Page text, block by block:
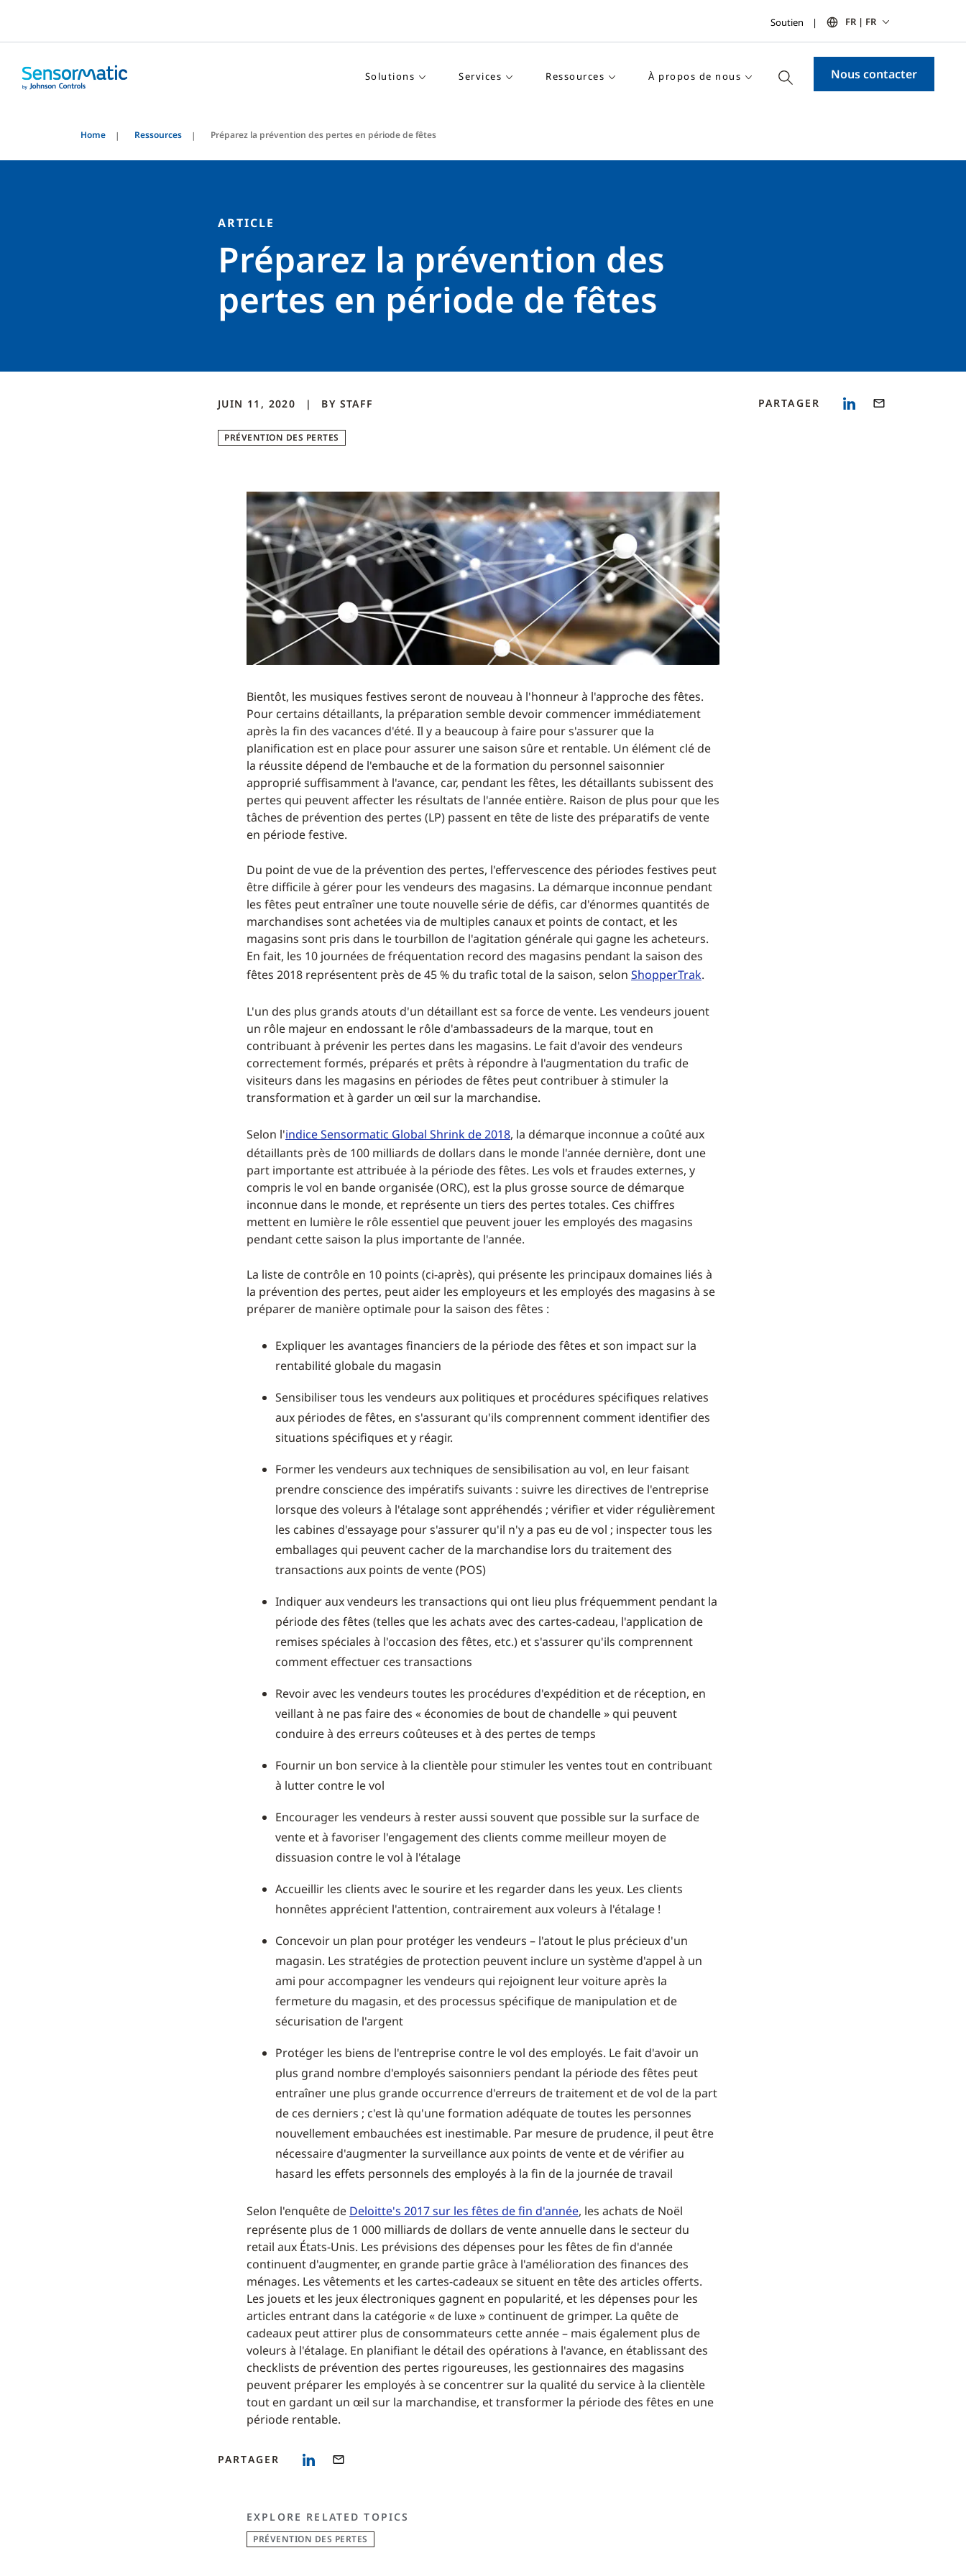
Soutien FR | FR
Solutions Services Ressources À propos de nous Nous contacter
Home Ressources Préparez la prévention des pertes en période de fêtes
ARTICLE
Préparez la prévention des
pertes en période de fêtes
JUIN 11, 2020 BY STAFF
PRÉVENTION DES PERTES
PARTAGER
Bientôt, les musiques festives seront de nouveau à l'honneur à l'approche des fêtes.
Pour certains détaillants, la préparation semble devoir commencer immédiatement
après la fin des vacances d'été. Il y a beaucoup à faire pour s'assurer que la
planification est en place pour assurer une saison sûre et rentable. Un élément clé de
la réussite dépend de l'embauche et de la formation du personnel saisonnier
approprié suffisamment à l'avance, car, pendant les fêtes, les détaillants subissent des
pertes qui peuvent affecter les résultats de l'année entière. Raison de plus pour que les
tâches de prévention des pertes (LP) passent en tête de liste des préparatifs de vente
en période festive.
Du point de vue de la prévention des pertes, l'effervescence des périodes festives peut
être difficile à gérer pour les vendeurs des magasins. La démarque inconnue pendant
les fêtes peut entraîner une toute nouvelle série de défis, car d'énormes quantités de
marchandises sont achetées via de multiples canaux et points de contact, et les
magasins sont pris dans le tourbillon de l'agitation générale qui gagne les acheteurs.
En fait, les 10 journées de fréquentation record des magasins pendant la saison des
fêtes 2018 représentent près de 45 % du trafic total de la saison, selon ShopperTrak.
L'un des plus grands atouts d'un détaillant est sa force de vente. Les vendeurs jouent
un rôle majeur en endossant le rôle d'ambassadeurs de la marque, tout en
contribuant à prévenir les pertes dans les magasins. Le fait d'avoir des vendeurs
correctement formés, préparés et prêts à répondre à l'augmentation du trafic de
visiteurs dans les magasins en périodes de fêtes peut contribuer à stimuler la
transformation et à garder un œil sur la marchandise.
Selon l'indice Sensormatic Global Shrink de 2018, la démarque inconnue a coûté aux
détaillants près de 100 milliards de dollars dans le monde l'année dernière, dont une
part importante est attribuée à la période des fêtes. Les vols et fraudes externes, y
compris le vol en bande organisée (ORC), est la plus grosse source de démarque
inconnue dans le monde, et représente un tiers des pertes totales. Ces chiffres
mettent en lumière le rôle essentiel que peuvent jouer les employés des magasins
pendant cette saison la plus importante de l'année.
La liste de contrôle en 10 points (ci-après), qui présente les principaux domaines liés à
la prévention des pertes, peut aider les employeurs et les employés des magasins à se
préparer de manière optimale pour la saison des fêtes :
Expliquer les avantages financiers de la période des fêtes et son impact sur la
rentabilité globale du magasin
Sensibiliser tous les vendeurs aux politiques et procédures spécifiques relatives
aux périodes de fêtes, en s'assurant qu'ils comprennent comment identifier des
situations spécifiques et y réagir.
Former les vendeurs aux techniques de sensibilisation au vol, en leur faisant
prendre conscience des impératifs suivants : suivre les directives de l'entreprise
lorsque des voleurs à l'étalage sont appréhendés ; vérifier et vider régulièrement
les cabines d'essayage pour s'assurer qu'il n'y a pas eu de vol ; inspecter tous les
emballages qui peuvent cacher de la marchandise lors du traitement des
transactions aux points de vente (POS)
Indiquer aux vendeurs les transactions qui ont lieu plus fréquemment pendant la
période des fêtes (telles que les achats avec des cartes-cadeau, l'application de
remises spéciales à l'occasion des fêtes, etc.) et s'assurer qu'ils comprennent
comment effectuer ces transactions
Revoir avec les vendeurs toutes les procédures d'expédition et de réception, en
veillant à ne pas faire des « économies de bout de chandelle » qui peuvent
conduire à des erreurs coûteuses et à des pertes de temps
Fournir un bon service à la clientèle pour stimuler les ventes tout en contribuant
à lutter contre le vol
Encourager les vendeurs à rester aussi souvent que possible sur la surface de
vente et à favoriser l'engagement des clients comme meilleur moyen de
dissuasion contre le vol à l'étalage
Accueillir les clients avec le sourire et les regarder dans les yeux. Les clients
honnêtes apprécient l'attention, contrairement aux voleurs à l'étalage !
Concevoir un plan pour protéger les vendeurs – l'atout le plus précieux d'un
magasin. Les stratégies de protection peuvent inclure un système d'appel à un
ami pour accompagner les vendeurs qui rejoignent leur voiture après la
fermeture du magasin, et des processus spécifique de manipulation et de
sécurisation de l'argent
Protéger les biens de l'entreprise contre le vol des employés. Le fait d'avoir un
plus grand nombre d'employés saisonniers pendant la période des fêtes peut
entraîner une plus grande occurrence d'erreurs de traitement et de vol de la part
de ces derniers ; c'est là qu'une formation adéquate de toutes les personnes
nouvellement embauchées est inestimable. Par mesure de prudence, il peut être
nécessaire d'augmenter la surveillance aux points de vente et de vérifier au
hasard les effets personnels des employés à la fin de la journée de travail
Selon l'enquête de Deloitte's 2017 sur les fêtes de fin d'année, les achats de Noël
représente plus de 1 000 milliards de dollars de vente annuelle dans le secteur du
retail aux États-Unis. Les prévisions des dépenses pour les fêtes de fin d'année
continuent d'augmenter, en grande partie grâce à l'amélioration des finances des
ménages. Les vêtements et les cartes-cadeaux se situent en tête des articles offerts.
Les jouets et les jeux électroniques gagnent en popularité, et les dépenses pour les
articles entrant dans la catégorie « de luxe » continuent de grimper. La quête de
cadeaux peut attirer plus de consommateurs cette année – mais également plus de
voleurs à l'étalage. En planifiant le détail des opérations à l'avance, en établissant des
checklists de prévention des pertes rigoureuses, les gestionnaires des magasins
peuvent préparer les employés à se concentrer sur la qualité du service à la clientèle
tout en gardant un œil sur la marchandise, et transformer la période des fêtes en une
période rentable.
PARTAGER
EXPLORE RELATED TOPICS
PRÉVENTION DES PERTES